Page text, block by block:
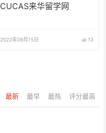
CUCAS来华留学网
2022年09月15日 13
最新 最早 最热 评分最高